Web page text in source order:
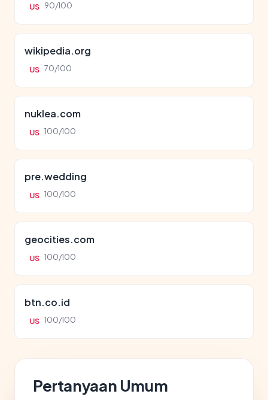
US 90/100
wikipedia.org
US 70/100
nuklea.com
US 100/100
pre.wedding
US 100/100
geocities.com
US 100/100
btn.co.id
US 100/100
Pertanyaan Umum